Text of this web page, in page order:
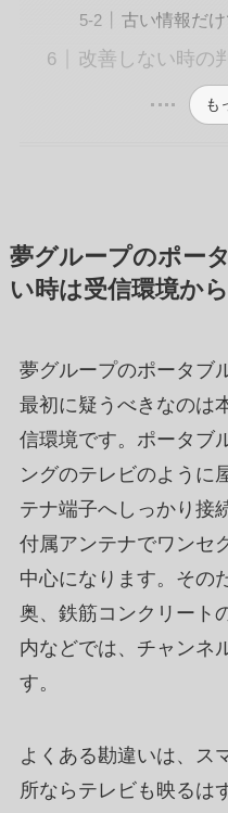
古い情報だ
改善しない時の
も
夢グループのポー
い時は受信環境か
夢グループのポータブ
最初に疑うべきなのは
信環境です。ポータブ
ングのテレビのように
テナ端子へしっかり接
付属アンテナでワンセ
中心になります。その
奥、鉄筋コンクリート
内などでは、チャンネ
す。
よくある勘違いは、ス
所ならテレビも映るは